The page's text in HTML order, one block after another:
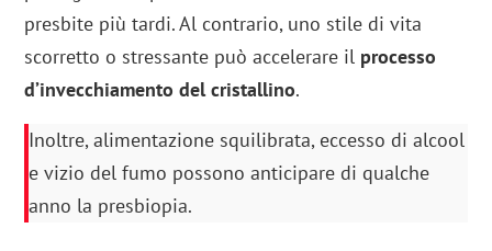
presbite più tardi. Al contrario, uno stile di vita
scorretto o stressante può accelerare il processo
d’invecchiamento del cristallino.
Inoltre, alimentazione squilibrata, eccesso di alcool
e vizio del fumo possono anticipare di qualche
anno la presbiopia.